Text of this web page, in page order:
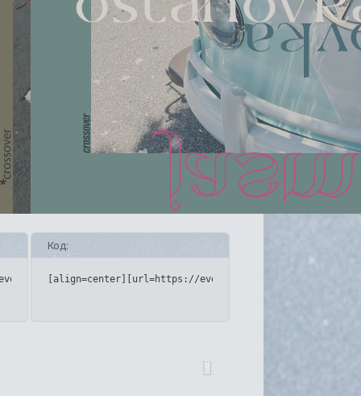
uploads/001c/6e/7e/17/723865.png[/img][/url][/align]
][img]https://upforme.ru/uploads/001c/6e/
Код:
[align=center][url=https://eveningstop.rusff.me/
0